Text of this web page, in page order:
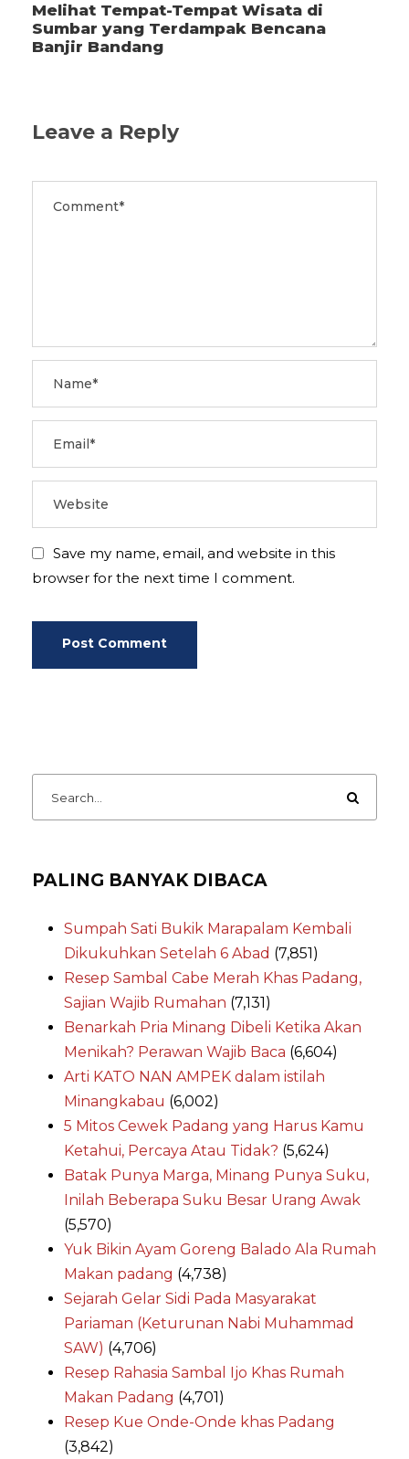
Melihat Tempat-Tempat Wisata di
Sumbar yang Terdampak Bencana
Banjir Bandang
Leave a Reply
Save my name, email, and website in this
browser for the next time I comment.
PALING BANYAK DIBACA
Sumpah Sati Bukik Marapalam Kembali
Dikukuhkan Setelah 6 Abad (7,851)
Resep Sambal Cabe Merah Khas Padang,
Sajian Wajib Rumahan (7,131)
Benarkah Pria Minang Dibeli Ketika Akan
Menikah? Perawan Wajib Baca (6,604)
Arti KATO NAN AMPEK dalam istilah
Minangkabau (6,002)
5 Mitos Cewek Padang yang Harus Kamu
Ketahui, Percaya Atau Tidak? (5,624)
Batak Punya Marga, Minang Punya Suku,
Inilah Beberapa Suku Besar Urang Awak
(5,570)
Yuk Bikin Ayam Goreng Balado Ala Rumah
Makan padang (4,738)
Sejarah Gelar Sidi Pada Masyarakat
Pariaman (Keturunan Nabi Muhammad
SAW) (4,706)
Resep Rahasia Sambal Ijo Khas Rumah
Makan Padang (4,701)
Resep Kue Onde-Onde khas Padang
(3,842)